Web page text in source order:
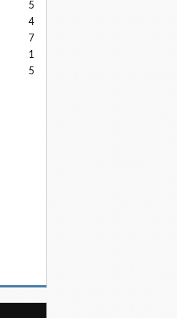
5
4
7
1
5